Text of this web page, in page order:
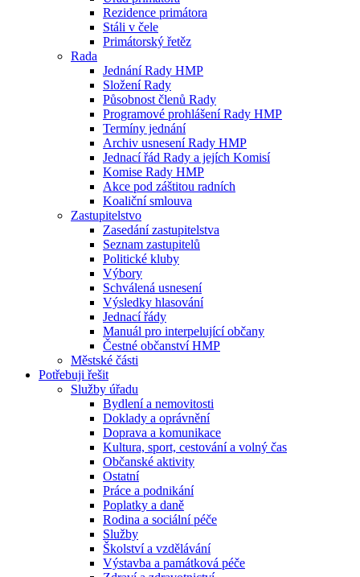
Rezidence primátora
Stáli v čele
Primátorský řetěz
Rada
Jednání Rady HMP
Složení Rady
Působnost členů Rady
Programové prohlášení Rady HMP
Termíny jednání
Archiv usnesení Rady HMP
Jednací řád Rady a jejích Komisí
Komise Rady HMP
Akce pod záštitou radních
Koaliční smlouva
Zastupitelstvo
Zasedání zastupitelstva
Seznam zastupitelů
Politické kluby
Výbory
Schválená usnesení
Výsledky hlasování
Jednací řády
Manuál pro interpelující občany
Čestné občanství HMP
Městské části
Potřebuji řešit
Služby úřadu
Bydlení a nemovitosti
Doklady a oprávnění
Doprava a komunikace
Kultura, sport, cestování a volný čas
Občanské aktivity
Ostatní
Práce a podnikání
Poplatky a daně
Rodina a sociální péče
Služby
Školství a vzdělávání
Výstavba a památková péče